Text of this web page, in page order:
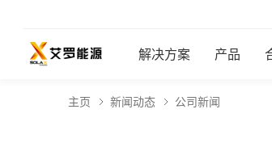
解决方案 产品
主页 新闻动态 公司新闻